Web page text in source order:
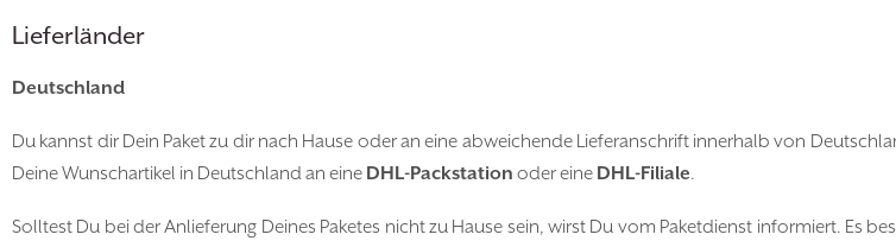
Lieferländer
Deutschland
Du kannst dir Dein Paket zu dir nach Hause oder an eine abweichende Lieferanschrift innerhalb von
Deine Wunschartikel in Deutschland an eine DHL-Packstation oder eine DHL-Filiale.
Solltest Du bei der Anlieferung Deines Paketes nicht zu Hause sein, wirst Du vom Paketdienst informiert. Es